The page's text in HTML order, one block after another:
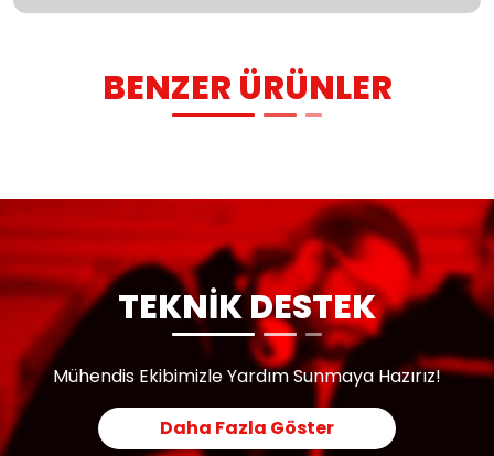
BENZER ÜRÜNLER
TEKNİK DESTEK
Mühendis Ekibimizle Yardım Sunmaya Hazırız!
Daha Fazla Göster